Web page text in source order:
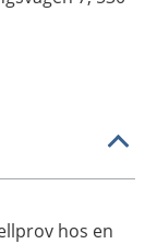
hos en